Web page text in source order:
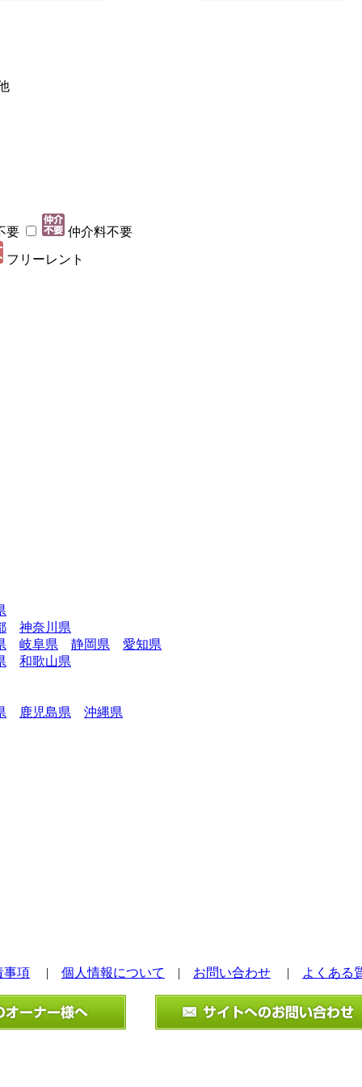
要
仲介料不要
フリーレント
神奈川県
岐阜県 静岡県
愛知県
和歌山県
鹿児島県 沖縄県
事項 | 個人情報について | お問い合わせ | よくある